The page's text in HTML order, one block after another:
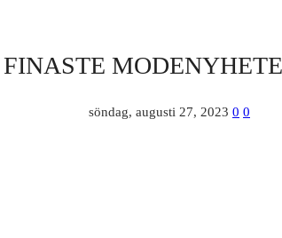
FINASTE
söndag, augusti 27, 2023 0 0